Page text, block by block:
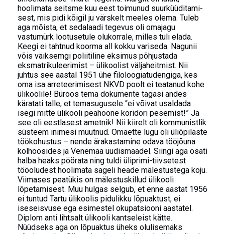
hoolimata seitsme kuu eest toimunud suurküüditami-
sest, mis pidi kõigil ju värskelt meeles olema. Tuleb
aga mõista, et sedalaadi tegevus oli omajagu
vastumürk lootusetule olukorrale, milles tuli elada.
Keegi ei tahtnud koorma all kokku variseda. Nagunii
võis väiksemgi poliitiline eksimus põhjustada
eksmatrikuleerimist – ülikoolist väljaheitmist. Nii
juhtus see aastal 1951 ühe filoloogiatudengiga, kes
oma isa arreteerimisest NKVD poolt ei teatanud kohe
ülikoolile! Büroos tema dokumente tagasi andes
käratati talle, et temasugusele “ei võivat usaldada
isegi mitte ülikooli peahoone koridori pesemist!” Ja
see oli eestlasest ametnik! Nii kiirelt oli kommunistlik
süsteem inimesi muutnud. Omaette lugu oli üliõpilaste
töökohustus – nende ärakastamine odava tööjõuna
kolhoosides ja Venemaa uudismaadel. Siingi aga osati
halba heaks pöörata ning tuldi üliprimi-tiivsetest
tööoludest hoolimata sageli heade mälestustega koju.
Viimases peatükis on mälestuskillud ülikooli
lõpetamisest. Muu hulgas selgub, et enne aastat 1956
ei tuntud Tartu ülikoolis pidulikku lõpuaktust, ei
iseseisvuse ega esimestel okupatsiooni aastatel.
Diplom anti lihtsalt ülikooli kantseleist kätte.
Nüüdseks aga on lõpuaktus üheks olulisemaks